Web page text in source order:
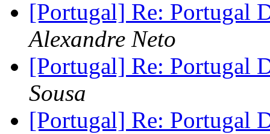
[Portugal] Re: Portugal
Alexandre Neto
[Portugal] Re: Portugal
Sousa
[Portugal] Re: Portugal